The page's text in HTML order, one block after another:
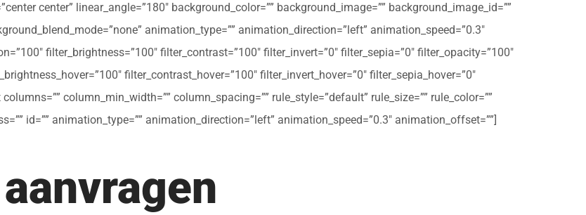
center” linear_angle=”180″ background_color=”” background_image=”” background_image_id=””
animation_type=”” animation_direction=”left” animation_speed=”0.3″
filter_brightness=”100″ filter_contrast=”100″ filter_invert=”0″ filter_sepia=”0″ filter_opacity=”100″
filter_contrast_hover=”100″ filter_invert_hover=”0″ filter_sepia_hover=”0″
column_min_width=”” column_spacing=”” rule_style=”default” rule_size=”” rule_color=””
id=”” animation_type=”” animation_direction=”left” animation_speed=”0.3″ animation_offset=””]